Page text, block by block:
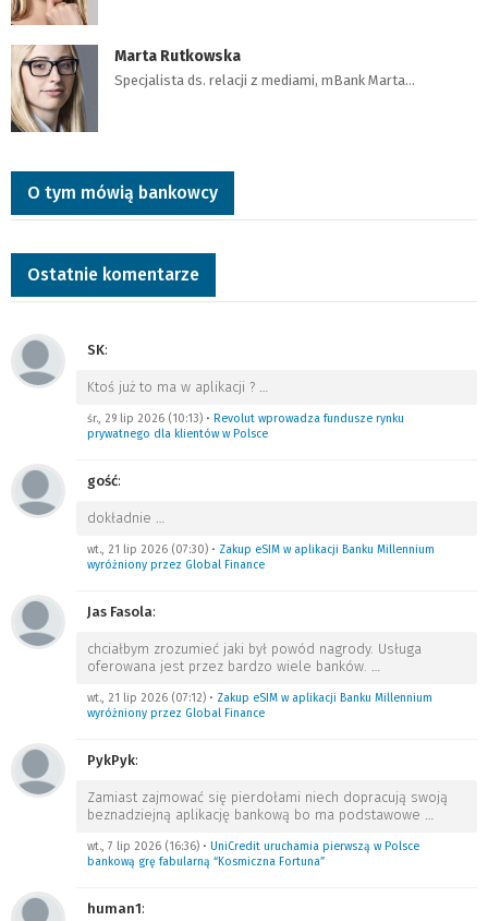
Marta Rutkowska
Specjalista ds. relacji z mediami, mBank Marta…
O tym mówią bankowcy
Ostatnie komentarze
SK:
Ktoś już to ma w aplikacji ? …
śr., 29 lip 2026 (10:13) • Revolut wprowadza fundusze rynku
prywatnego dla klientów w Polsce
gość:
dokładnie …
wt., 21 lip 2026 (07:30) • Zakup eSIM w aplikacji Banku Millennium
wyróżniony przez Global Finance
Jas Fasola:
chciałbym zrozumieć jaki był powód nagrody. Usługa
oferowana jest przez bardzo wiele banków. …
wt., 21 lip 2026 (07:12) • Zakup eSIM w aplikacji Banku Millennium
wyróżniony przez Global Finance
PykPyk:
Zamiast zajmować się pierdołami niech dopracują swoją
beznadziejną aplikację bankową bo ma podstawowe …
wt., 7 lip 2026 (16:36) • UniCredit uruchamia pierwszą w Polsce
bankową grę fabularną “Kosmiczna Fortuna”
human1: